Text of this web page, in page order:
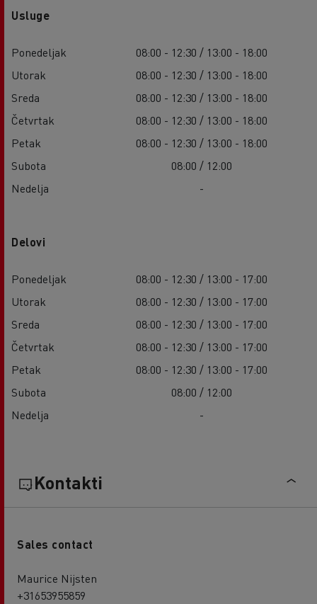
Usluge
Ponedeljak
08:00 - 12:30 / 13:00 - 18:00
Utorak
08:00 - 12:30 / 13:00 - 18:00
Sreda
08:00 - 12:30 / 13:00 - 18:00
Četvrtak
08:00 - 12:30 / 13:00 - 18:00
Petak
08:00 - 12:30 / 13:00 - 18:00
Subota
08:00 / 12:00
Nedelja
-
Delovi
Ponedeljak
08:00 - 12:30 / 13:00 - 17:00
Utorak
08:00 - 12:30 / 13:00 - 17:00
Sreda
08:00 - 12:30 / 13:00 - 17:00
Četvrtak
08:00 - 12:30 / 13:00 - 17:00
Petak
08:00 - 12:30 / 13:00 - 17:00
Subota
08:00 / 12:00
Nedelja
-
Kontakti
Sales contact
Maurice Nijsten
+31653955859